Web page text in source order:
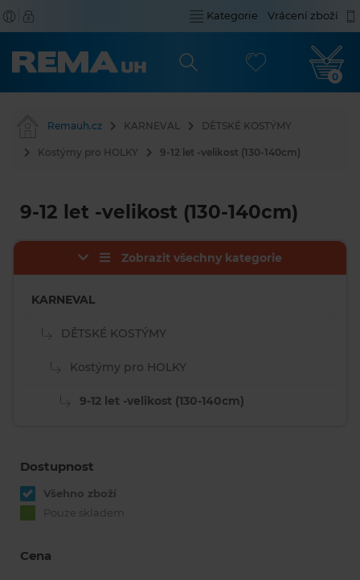
Kategorie Vrácení zboží
0
Remauh.cz KARNEVAL DĚTSKÉ KOSTÝMY
Kostýmy pro HOLKY 9-12 let -velikost (130-140cm)
9-12 let -velikost (130-140cm)
Zobrazit všechny kategorie
KARNEVAL
DĚTSKÉ KOSTÝMY
Kostýmy pro HOLKY
9-12 let -velikost (130-140cm)
Dostupnost
Všehno zboží
Pouze skladem
Cena